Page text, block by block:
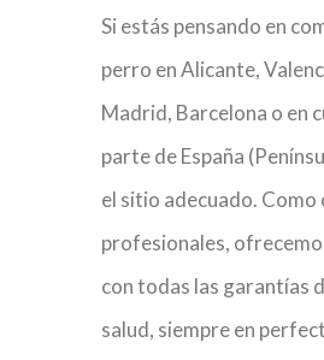
Si estás pensando en
perro en Alicante,
Madrid, Barcelona o en
parte de España
el sitio adecuado. Como
profesionales,
con todas las garantías
salud, siempre en